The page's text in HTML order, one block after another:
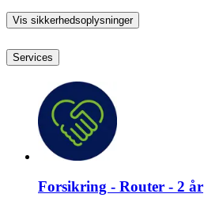
Vis sikkerhedsoplysninger
Services
Forsikring - Router - 2 år